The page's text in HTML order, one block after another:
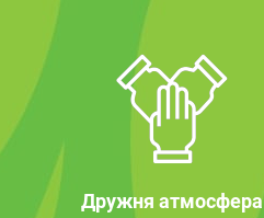
Дружня атмосфера